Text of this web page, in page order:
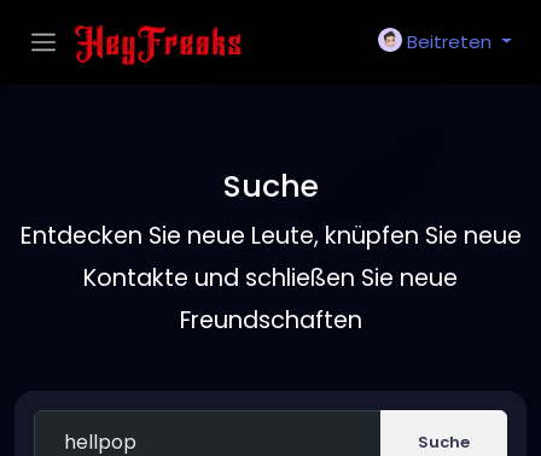
Beitreten
Suche
Entdecken Sie neue Leute, knüpfen Sie neue
Kontakte und schließen Sie neue
Freundschaften
Suche